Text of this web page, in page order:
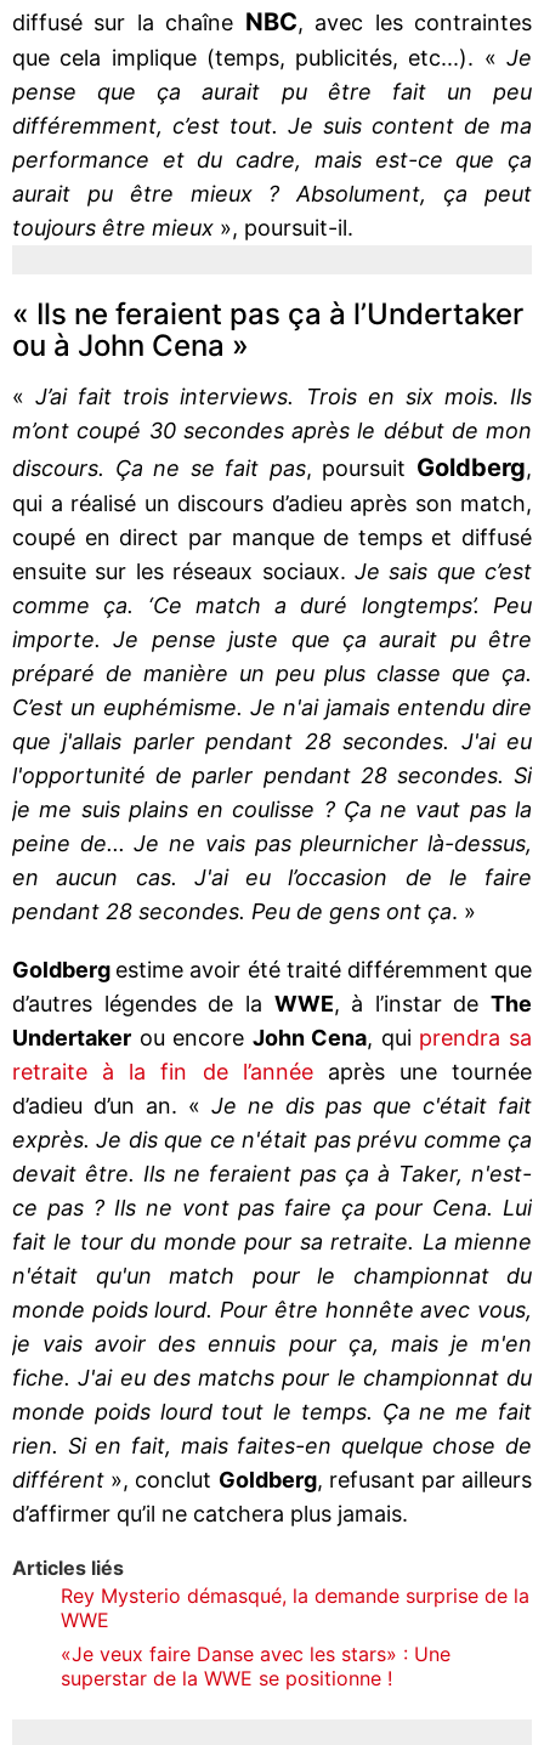
diffusé sur la chaîne NBC, avec les contraintes
que cela implique (temps, publicités, etc...). « Je
pense que ça aurait pu être fait un peu
différemment, c’est tout. Je suis content de ma
performance et du cadre, mais est-ce que ça
aurait pu être mieux ? Absolument, ça peut
toujours être mieux », poursuit-il.
« Ils ne feraient pas ça à l’Undertaker
ou à John Cena »
«J’ai fait trois interviews. Trois en six mois. Ils
m’ont coupé 30 secondes après le début de mon
discours. Ça ne se fait pas, poursuit Goldberg,
qui a réalisé un discours d’adieu après son match,
coupé en direct par manque de temps et diffusé
ensuite sur les réseaux sociaux. Je sais que c’est
comme ça. ‘Ce match a duré longtemps’. Peu
importe. Je pense juste que ça aurait pu être
préparé de manière un peu plus classe que ça.
C’est un euphémisme. Je n'ai jamais entendu dire
que j'allais parler pendant 28 secondes. J'ai eu
l'opportunité de parler pendant 28 secondes. Si
je me suis plains en coulisse ? Ça ne vaut pas la
peine de... Je ne vais pas pleurnicher là-dessus,
en aucun cas. J'ai eu l’occasion de le faire
pendant 28 secondes. Peu de gens ont ça. »
Goldberg estime avoir été traité différemment que
d’autres légendes de la WWE, à l’instar de The
Undertaker ou encore John Cena, qui prendra sa
retraite à la fin de l’annéeaprès une tournée
d’adieu d’un an. « Je ne dis pas que c'était fait
exprès. Je dis que ce n'était pas prévu comme ça
devait être. Ils ne feraient pas ça à Taker, n'est-
ce pas ? Ils ne vont pas faire ça pour Cena. Lui
fait le tour du monde pour sa retraite. La mienne
n'était qu'un match pour le championnat du
monde poids lourd. Pour être honnête avec vous,
je vais avoir des ennuis pour ça, mais je m'en
fiche. J'ai eu des matchs pour le championnat du
monde poids lourd tout le temps. Ça ne me fait
rien. Si en fait, mais faites-en quelque chose de
différent », conclut Goldberg, refusant par ailleurs
d’affirmer qu’il ne catchera plus jamais.
Articles liés
Rey Mysterio démasqué, la demande surprise de la
WWE
«Je veux faire Danse avec les stars» : Une
superstar de la WWE se positionne !